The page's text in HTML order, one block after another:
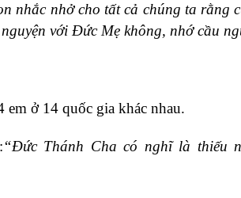
nhắc nhở cho tất cả chúng ta rằng
với Đức Mẹ không, nhớ cầu
em ở 14 quốc gia khác nhau.
“Đức Thánh Cha có nghĩ là thiếu